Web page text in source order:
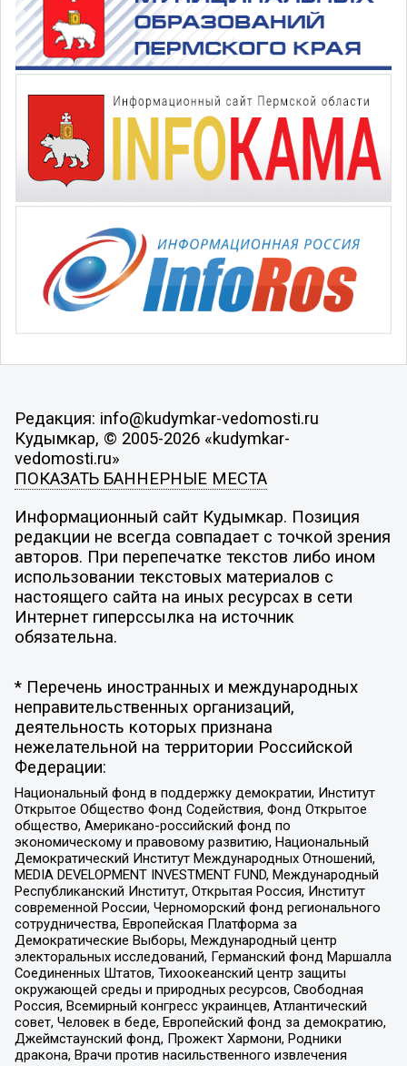
Редакция: info@kudymkar-vedomosti.ru
Кудымкар, © 2005-2026 «kudymkar-
vedomosti.ru»
ПОКАЗАТЬ БАННЕРНЫЕ МЕСТА
Информационный сайт Кудымкар. Позиция
редакции не всегда совпадает с точкой зрения
авторов. При перепечатке текстов либо ином
использовании текстовых материалов с
настоящего сайта на иных ресурсах в сети
Интернет гиперссылка на источник
обязательна.
* Перечень иностранных и международных
неправительственных организаций,
деятельность которых признана
нежелательной на территории Российской
Федерации:
Национальный фонд в поддержку демократии, Институт
Открытое Общество Фонд Содействия, Фонд Открытое
общество, Американо-российский фонд по
экономическому и правовому развитию, Национальный
Демократический Институт Международных Отношений,
MEDIA DEVELOPMENT INVESTMENT FUND, Международный
Республиканский Институт, Открытая Россия, Институт
современной России, Черноморский фонд регионального
сотрудничества, Европейская Платформа за
Демократические Выборы, Международный центр
электоральных исследований, Германский фонд Маршалла
Соединенных Штатов, Тихоокеанский центр защиты
окружающей среды и природных ресурсов, Свободная
Россия, Всемирный конгресс украинцев, Атлантический
совет, Человек в беде, Европейский фонд за демократию,
Джеймстаунский фонд, Прожект Хармони, Родники
дракона, Врачи против насильственного извлечения